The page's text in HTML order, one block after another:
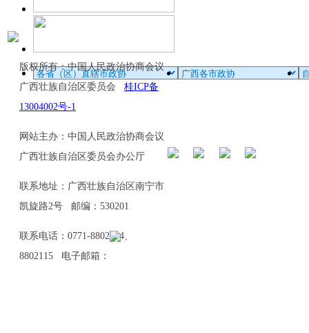
版权所有：中国人民政治协商会议
广西壮族自治区委员会 桂ICP备
13004002号-1
网站主办：中国人民政治协商会议
广西壮族自治区委员会办公厅
联系地址：广西壮族自治区南宁市
凯旋路2号 邮编：530201
联系电话：0771-8802114、
8802115 电子邮箱：